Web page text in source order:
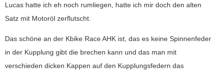
Lucas hatte ich eh noch rumliegen, hatte ich mir doch den alten
Satz mit Motoröl zerflutscht.
Das schöne an der Kbike Race AHK ist, das es keine Spinnenfeder
in der Kupplung gibt die brechen kann und das man mit
verschieden dicken Kappen auf den Kupplungsfedern das